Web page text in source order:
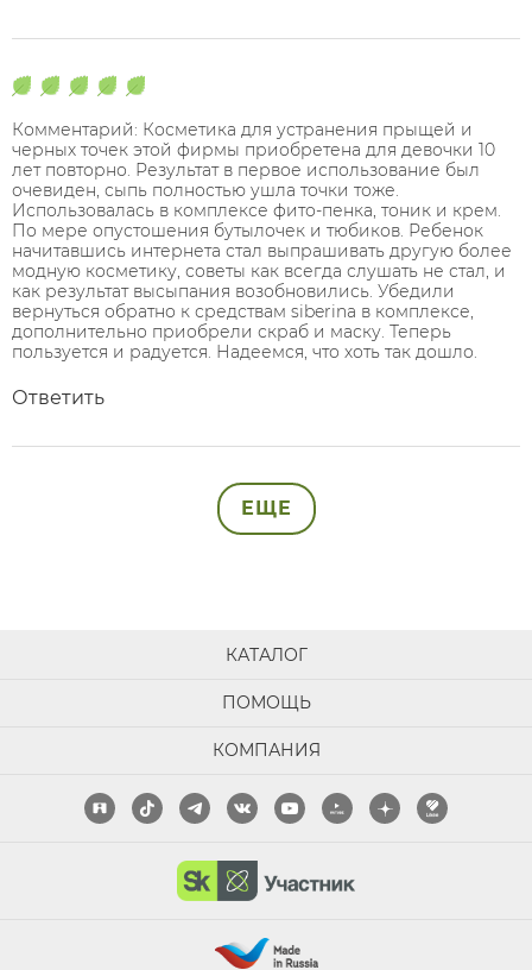
Комментарий: Косметика для устранения прыщей и
черных точек этой фирмы приобретена для девочки 10
лет повторно. Результат в первое использование был
очевиден, сыпь полностью ушла точки тоже.
Использовалась в комплексе фито-пенка, тоник и крем.
По мере опустошения бутылочек и тюбиков. Ребенок
начитавшись интернета стал выпрашивать другую более
модную косметику, советы как всегда слушать не стал, и
как результат высыпания возобновились. Убедили
вернуться обратно к средствам siberina в комплексе,
дополнительно приобрели скраб и маску. Теперь
пользуется и радуется. Надеемся, что хоть так дошло.
Ответить
ЕЩЕ
КАТАЛОГ
ПОМОЩЬ
КОМПАНИЯ